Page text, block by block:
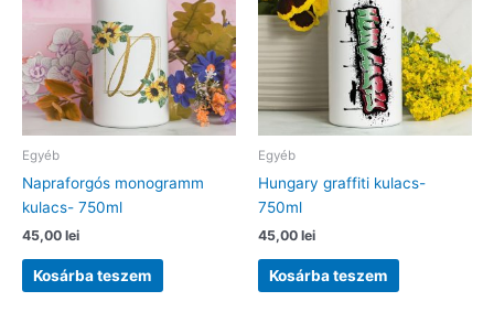
Egyéb
Napraforgós monogramm
kulacs- 750ml
45,00 lei
Kosárba teszem
Egyéb
Hungary graffiti kulacs-
750ml
45,00 lei
Kosárba teszem